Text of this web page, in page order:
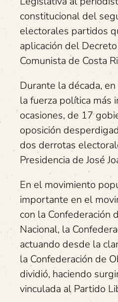
constitucional del
electorales partidos
aplicación del
Comunista de Costa
Durante la década,
la fuerza política más
ocasiones, de 17
oposición
dos derrotas
Presidencia de José
En el movimiento
importante en el
con la Confederación
Nacional, la
actuando desde la
la Confederación de
dividió, haciendo
vinculada al Partido